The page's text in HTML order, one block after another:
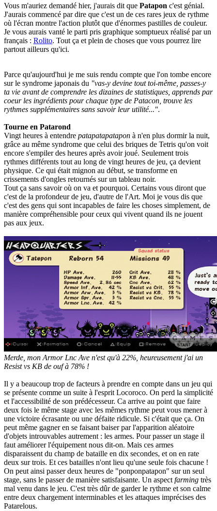
Vous m'auriez demandé hier, j'aurais dit que Patapon c'est génial.
J'aurais commencé par dire que c'est un de ces rares jeux de rythme
où l'écran montre l'action plutôt que d'énormes pastilles de couleur.
Je vous aurais vanté le parti pris graphique somptueux réalisé par un
français : Rolito. Tout ça et plein de choses que vous pourrez lire
partout ailleurs qu'ici.
Parce qu'aujourd'hui je me suis rendu compte que l'on tombe encore
sur le syndrome japonais du "vas-y devine tout toi-même, passes-y
ta vie avant de comprendre les dizaines de statistiques, apprends par
coeur les ingrédients pour chaque type de Patacon, trouve les
rythmes supplémentaires sans savoir leur utilité...".
Tourne en Patarond
Vingt heures à entendre patapatapatapon à n'en plus dormir la nuit,
grâce au même syndrome que celui des briques de Tetris qu'on voit
encore s'empiler des heures après avoir joué. Seulement trois
rythmes différents tout au long de vingt heures de jeu, ça devient
physique. Ce qui était mignon au début, se transforme en
crissements d'ongles retournés sur un tableau noir.
Tout ça sans savoir où on va et pourquoi. Certains vous diront que
c'est de la profondeur de jeu, d'autre de l'Art. Moi je vous dis que
c'est des gens qui sont incapables de faire les choses simplement, de
manière compréhensible pour ceux qui vivent quand ils ne jouent
pas aux jeux.
Merde, mon Armor Lnc Ave n'est qu'à 22%, heureusement j'ai un
Resist vs KB de ouf à 78% !
Il y a beaucoup trop de facteurs à prendre en compte dans un jeu qui
se présente comme un suite à l'esprit Locoroco. On perd la simplicité
et l'accessibilité de son prédécesseur. Ca arrive au point que faire
deux fois le même stage avec les mêmes rythme peut vous mener à
une victoire écrasante ou une défaite ridicule. Si c'était que ça. On
peut même gagner en se faisant baiser par l'apparition aléatoire
d'objets introuvables autrement : les armes. Pour passer un stage il
faut améliorer l'équipement nous dit-on. Mais ces armes
disparaissent du champ de bataille en dix secondes, et on en rate
deux sur trois. Et ces batailles n'ont lieu qu'une seule fois chacune !
On peut ainsi passer deux heures de "ponponpatapon" sur un seul
stage, sans le passer de manière satisfaisante. Un aspect farming très
mal venu dans le jeu. C'est très dûr de garder le rythme et son calme
entre deux chargement interminables et les attaques imprécises des
Patarelous.